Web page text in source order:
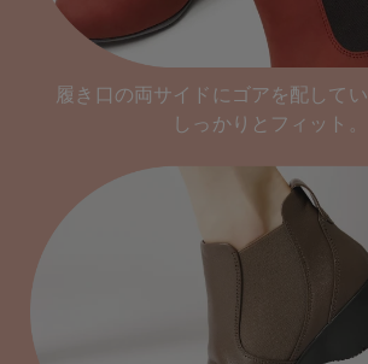
履き口の両サイドにゴアを配して
しっかりとフィット。